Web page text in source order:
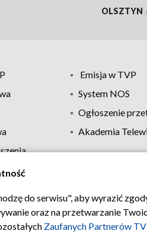
OLSZTYN
Emisja w TVP
System NOS
Ogłoszenie
Akademia
Regulamin TVP
do serwisu", aby wyrazić
oraz na przetwarzanie
Zaufanych Partnerów